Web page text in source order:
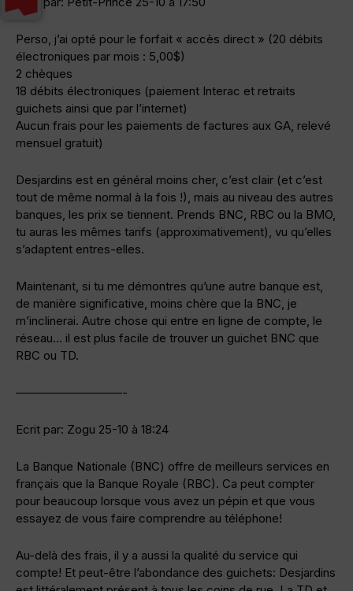
Perso, j’ai opté pour le forfait « accès direct » (20 débits
électroniques par mois : 5,00$)
2 chèques
18 débits électroniques (paiement Interac et retraits
guichets ainsi que par l’internet)
Aucun frais pour les paiements de factures aux GA, relevé
mensuel gratuit)
Desjardins est en général moins cher, c’est clair (et c’est
tout de même normal à la fois !), mais au niveau des autres
banques, les prix se tiennent. Prends BNC, RBC ou la BMO,
tu auras les mêmes tarifs (approximativement), vu qu’elles
s’adaptent entres-elles.
Maintenant, si tu me démontres qu’une autre banque est,
de manière significative, moins chère que la BNC, je
m’inclinerai. Autre chose qui entre en ligne de compte, le
réseau… il est plus facile de trouver un guichet BNC que
RBC ou TD.
—————————-
Ecrit par: Zogu 25-10 à 18:24
La Banque Nationale (BNC) offre de meilleurs services en
français que la Banque Royale (RBC). Ca peut compter
pour beaucoup lorsque vous avez un pépin et que vous
essayez de vous faire comprendre au téléphone!
Au-delà des frais, il y a aussi la qualité du service qui
compte! Et peut-être l’abondance des guichets: Desjardins